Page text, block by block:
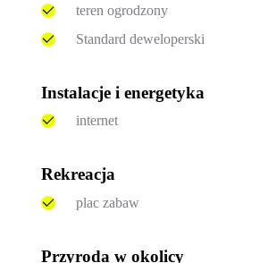
teren ogrodzony
Standard deweloperski
Instalacje i energetyka
internet
Rekreacja
plac zabaw
Przyroda w okolicy